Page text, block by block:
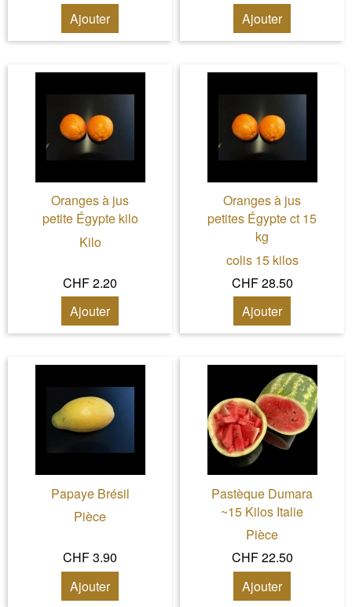
Ajouter
Ajouter
Oranges à jus
petite Égypte kilo
Kilo
CHF 2.20
Ajouter
Oranges à jus
petites Égypte ct 15
kg
colis 15 kilos
CHF 28.50
Ajouter
Papaye Brésil
Pièce
CHF 3.90
Ajouter
Pastèque Dumara
~15 Kilos Italie
Pièce
CHF 22.50
Ajouter